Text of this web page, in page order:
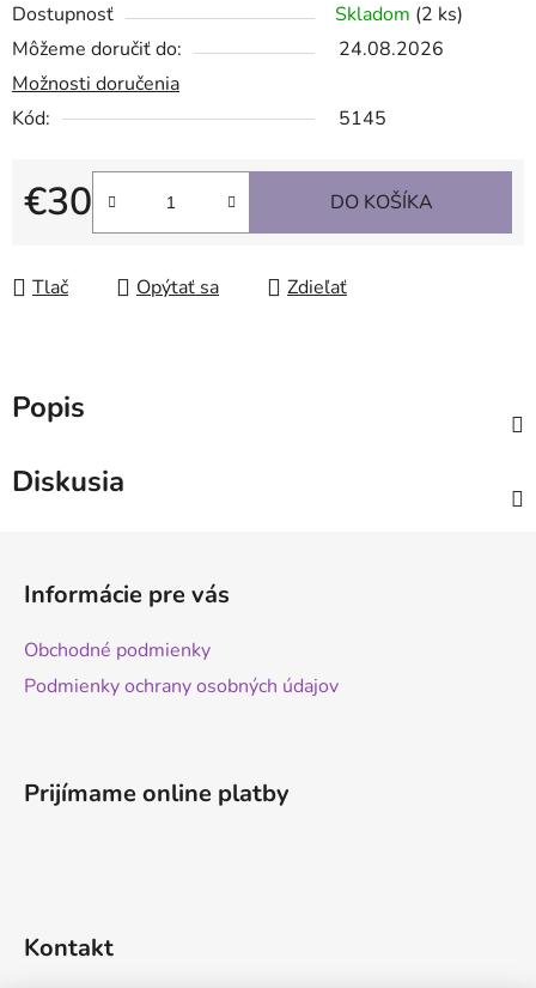
Dostupnosť Skladom (2 ks)
Môžeme doručiť do:
24.08.2026
Možnosti doručenia
Kód:
5145
€30
Jednotková cena:
DO KOŠÍKA
Tlač Opýtať sa Zdieľať
Popis
Diskusia
Informácie pre vás
Obchodné podmienky
Podmienky ochrany osobných údajov
Prijímame online platby
Kontakt